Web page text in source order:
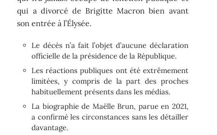
qui a divorcé de Brigitte Macron bien avant
son entrée à l’Élysée.
Le décès n’a fait l’objet d’aucune déclaration
officielle de la présidence de la République.
Les réactions publiques ont été extrêmement
limitées, y compris de la part des proches
habituellement présents dans les médias.
La biographie de Maëlle Brun, parue en 2021,
a confirmé les circonstances sans les détailler
davantage.